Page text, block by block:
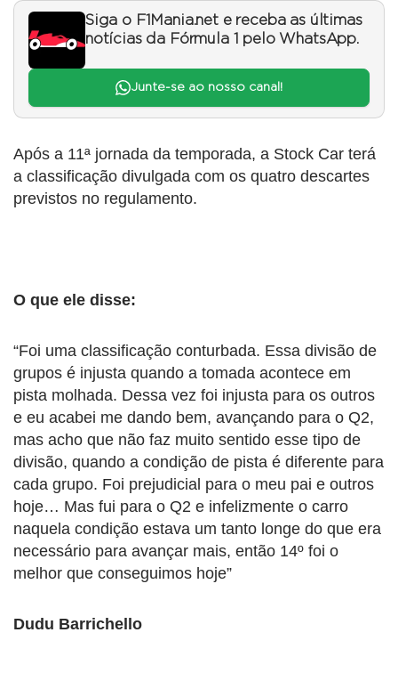
Siga o F1Mania.net e receba as últimas
notícias da Fórmula 1 pelo WhatsApp.
Junte-se ao nosso canal!
Após a 11ª jornada da temporada, a Stock Car terá
a classificação divulgada com os quatro descartes
previstos no regulamento.
O que ele disse:
“Foi uma classificação conturbada. Essa divisão de
grupos é injusta quando a tomada acontece em
pista molhada. Dessa vez foi injusta para os outros
e eu acabei me dando bem, avançando para o Q2,
mas acho que não faz muito sentido esse tipo de
divisão, quando a condição de pista é diferente para
cada grupo. Foi prejudicial para o meu pai e outros
hoje… Mas fui para o Q2 e infelizmente o carro
naquela condição estava um tanto longe do que era
necessário para avançar mais, então 14º foi o
melhor que conseguimos hoje”
Dudu Barrichello